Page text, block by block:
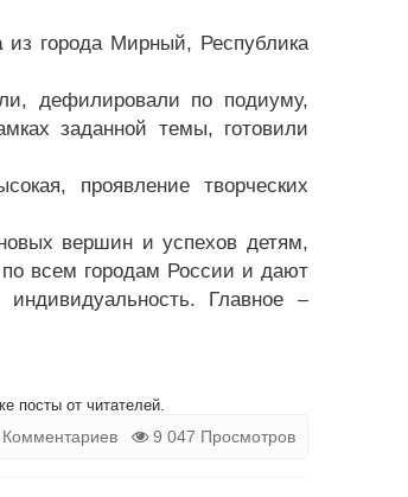
из города Мирный, Республика
дефилировали по подиуму,
заданной темы, готовили
проявление творческих
вершин и успехов детям,
по всем городам России и дают
Главное –
посты от читателей.
9 047 Просмотров